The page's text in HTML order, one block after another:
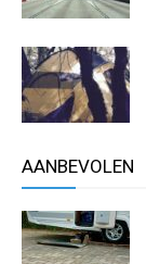
AANBEVOLEN